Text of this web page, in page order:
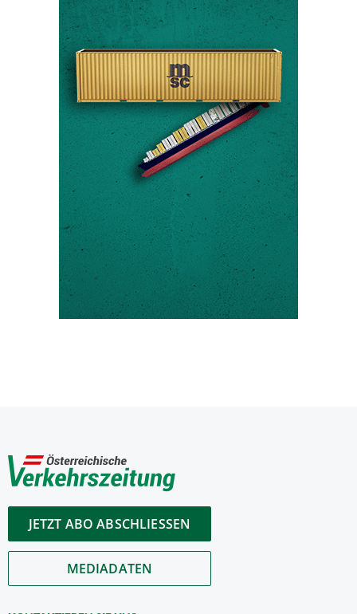
JETZT ABO ABSCHLIESSEN
MEDIADATEN